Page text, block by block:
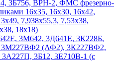
3Б756, ВРН-2, ФМС фрезерно-
16х35, 16х30, 16х42,
7,938х55,3, 7,53х38,
18х18)
3М642, 3Д641Е, 3К228Б,
3М227ВФ2 (АФ2), 3К227ВФ2,
3Б12, 3Е710В-1 (с